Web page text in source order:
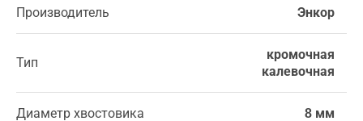
Производитель Энкор
Тип
кромочная
калевочная
Диаметр хвостовика 8 мм